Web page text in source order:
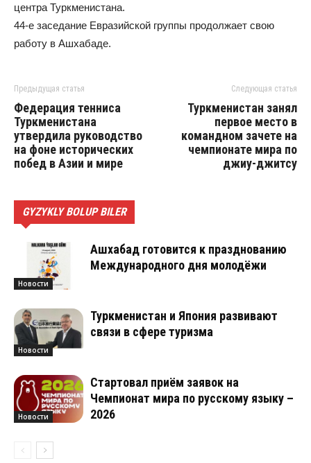
центра Туркменистана.
44-е заседание Евразийской группы продолжает свою
работу в Ашхабаде.
Предыдущая статья
Федерация тенниса
Туркменистана
утвердила руководство
на фоне исторических
побед в Азии и мире
Следующая статья
Туркменистан занял
первое место в
командном зачете на
чемпионате мира по
джиу-джитсу
GYZYKLY BOLUP BILER
Новости
Ашхабад готовится к празднованию
Международного дня молодёжи
Новости
Туркменистан и Япония развивают
связи в сфере туризма
Новости
Стартовал приём заявок на
Чемпионат мира по русскому языку –
2026